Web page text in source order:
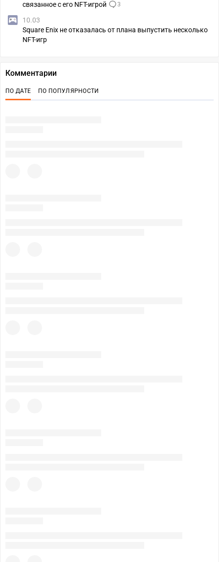
связанное с его NFT-игрой 3
10.03
Square Enix не отказалась от плана выпустить несколько
NFT-игр
Комментарии
ПО ДАТЕ ПО ПОПУЛЯРНОСТИ